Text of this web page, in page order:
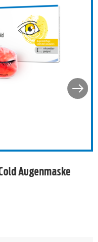
BlephaCura®
Augenmaske
Augenmaske